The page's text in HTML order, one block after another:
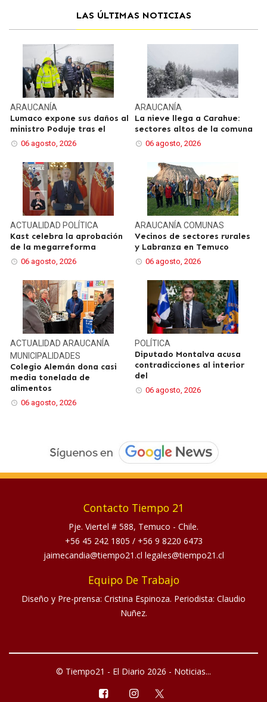
LAS ÚLTIMAS NOTICIAS
ARAUCANÍA
Lumaco expone sus daños al
ministro Poduje tras el
06 agosto, 2026
ARAUCANÍA
La nieve llega a Carahue:
sectores altos de la comuna
06 agosto, 2026
ACTUALIDAD POLÍTICA
Kast celebra la aprobación
de la megarreforma
06 agosto, 2026
ARAUCANÍACOMUNAS
Vecinos de sectores rurales
y Labranza en Temuco
06 agosto, 2026
ACTUALIDADARAUCANÍA
MUNICIPALIDADES
Colegio Alemán dona casi
media tonelada de
alimentos
06 agosto, 2026
POLÍTICA
Diputado Montalva acusa
contradicciones al interior
del
06 agosto, 2026
Contacto Tiempo 21
Pje. Viertel # 588, Temuco - Chile.
+56 45 242 1805 / +56 9 8220 6473
jaimecandia@tiempo21.cl legales@tiempo21.cl
Equipo De Trabajo
Diseño y Pre-prensa: Cristina Espinoza. Periodista: Claudio
Nuñez.
© Tiempo21 - El Diario 2026 - Noticias...